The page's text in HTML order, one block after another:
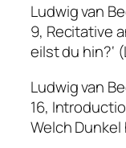
Ludwig van
9, Recitative
eilst du hin?‘
Ludwig van
16,
Welch Dunkel